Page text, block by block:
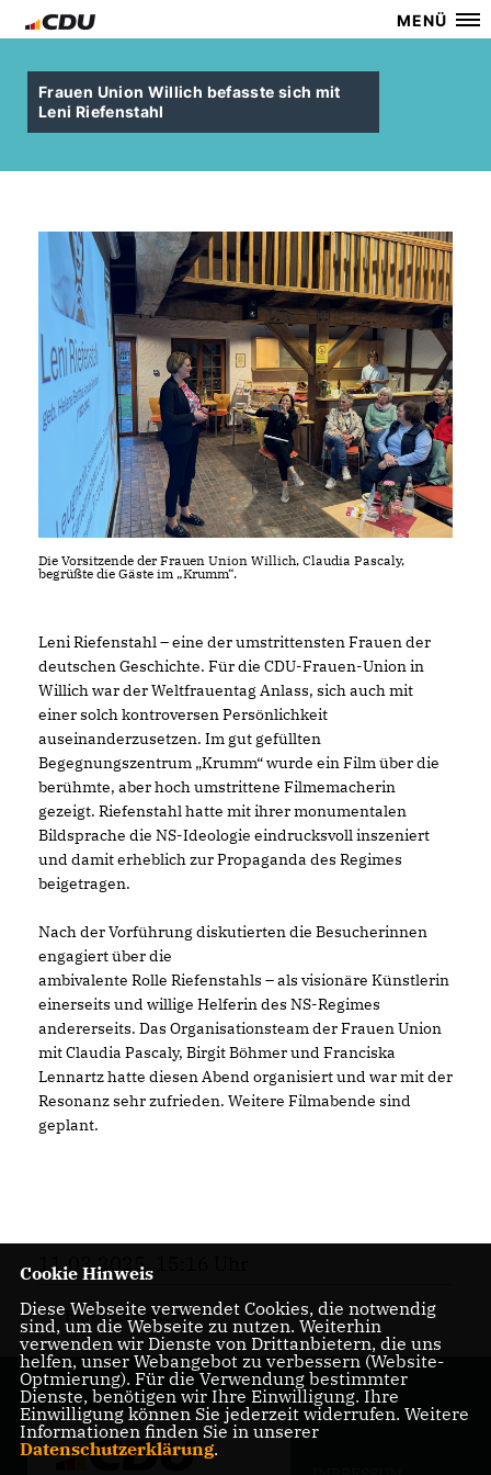
MENÜ
Frauen Union Willich befasste sich mit
Leni Riefenstahl
Die Vorsitzende der Frauen Union Willich, Claudia Pascaly,
begrüßte die Gäste im „Krumm“.
Leni Riefenstahl – eine der umstrittensten Frauen der
deutschen Geschichte. Für die CDU-Frauen-Union in
Willich war der Weltfrauentag Anlass, sich auch mit
einer solch kontroversen Persönlichkeit
auseinanderzusetzen. Im gut gefüllten
Begegnungszentrum „Krumm“ wurde ein Film über die
berühmte, aber hoch umstrittene Filmemacherin
gezeigt. Riefenstahl hatte mit ihrer monumentalen
Bildsprache die NS-Ideologie eindrucksvoll inszeniert
und damit erheblich zur Propaganda des Regimes
beigetragen.
Nach der Vorführung diskutierten die Besucherinnen
engagiert über die
ambivalente Rolle Riefenstahls – als visionäre Künstlerin
einerseits und willige Helferin des NS-Regimes
andererseits. Das Organisationsteam der Frauen Union
mit Claudia Pascaly, Birgit Böhmer und Franciska
Lennartz hatte diesen Abend organisiert und war mit der
Resonanz sehr zufrieden. Weitere Filmabende sind
geplant.
11.03.2025, 15:16 Uhr
FRAUEN UNION
Cookie Hinweis
Diese Webseite verwendet Cookies, die notwendig
sind, um die Webseite zu nutzen. Weiterhin
verwenden wir Dienste von Drittanbietern, die uns
helfen, unser Webangebot zu verbessern (Website-
Optmierung). Für die Verwendung bestimmter
Dienste, benötigen wir Ihre Einwilligung. Ihre
Einwilligung können Sie jederzeit widerrufen. Weitere
Informationen finden Sie in unserer
Datenschutzerklärung.